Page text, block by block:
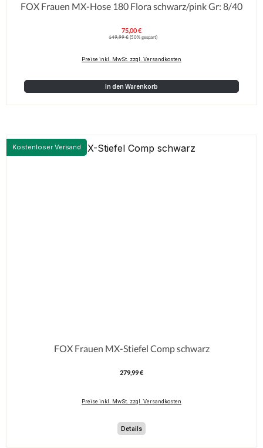
FOX Frauen MX-Hose 180 Flora schwarz/pink Gr: 8/40
Verkaufspreis:
75,00 €
Regulärer Preis:
149,99 € (50% gespart)
Preise inkl. MwSt. zzgl. Versandkosten
In den Warenkorb
Kostenloser Versand
FOX Frauen MX-Stiefel Comp schwarz
Regulärer Preis:
279,99 €
Preise inkl. MwSt. zzgl. Versandkosten
Details